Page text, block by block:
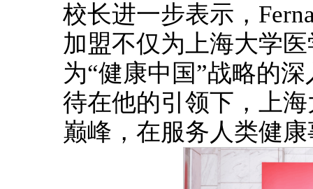
校长进一步表示，
加盟不仅为上海大学
为“健康中国”战略的
待在他的引领下，上
巅峰，在服务人类健